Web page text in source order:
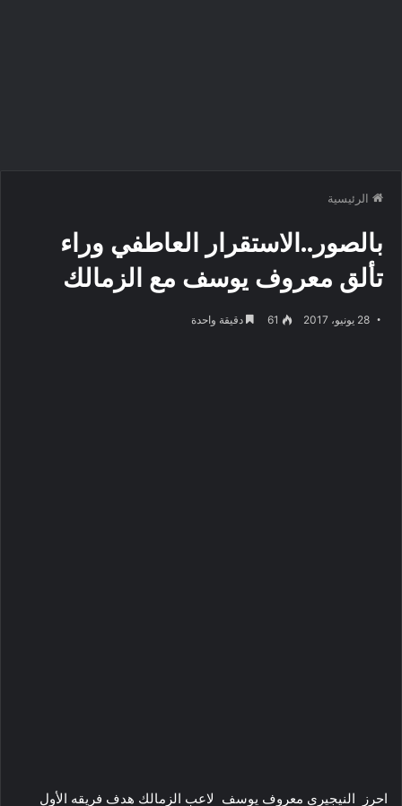
الرئيسية
بالصور..الاستقرار العاطفي وراء
تألق معروف يوسف مع الزمالك
28 يونيو، 2017 61 دقيقة واحدة
احرز النيجيري معروف يوسف لاعب الزمالك هدف فريقه الأول